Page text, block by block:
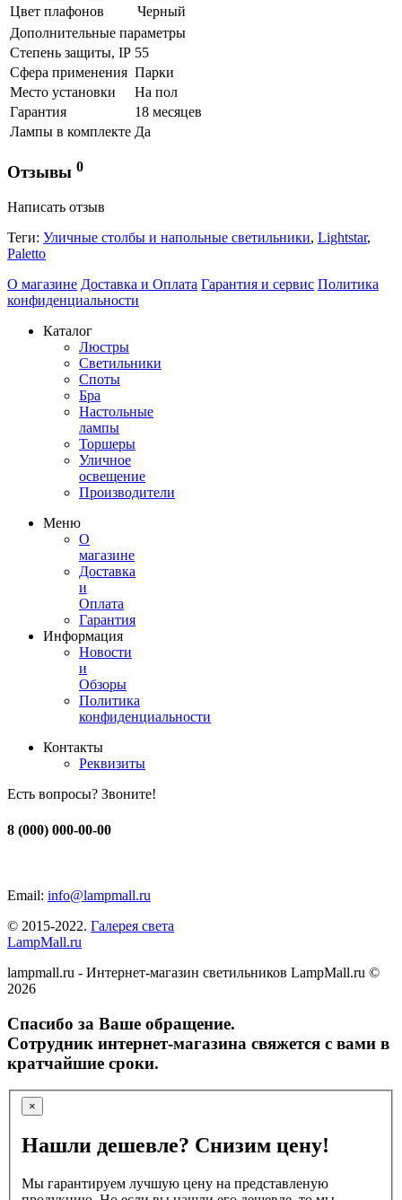
Цвет плафонов
Черный
Дополнительные параметры
Степень защиты, IP 55
Сфера применения Парки
Место установки
На пол
Гарантия
18 месяцев
Лампы в комплекте Да
Отзывы 0
Написать отзыв
Теги: Уличные столбы и напольные светильники, Lightstar,
Paletto
О магазине Доставка и Оплата Гарантия и сервис Политика
конфиденциальности
Каталог
Люстры
Светильники
Споты
Бра
Настольные
лампы
Торшеры
Уличное
освещение
Производители
Меню
О
магазине
Доставка
и
Оплата
Гарантия
Информация
Новости
и
Обзоры
Политика
конфиденциальности
Контакты
Реквизиты
Есть вопросы? Звоните!
8 (000) 000-00-00
Email: info@lampmall.ru
© 2015-2022. Галерея света
LampMall.ru
lampmall.ru - Интернет-магазин светильников LampMall.ru ©
2026
Спасибо за Ваше обращение.
Сотрудник интернет-магазина свяжется с вами в
кратчайшие сроки.
×
Нашли дешевле? Снизим цену!
Мы гарантируем лучшую цену на представленую